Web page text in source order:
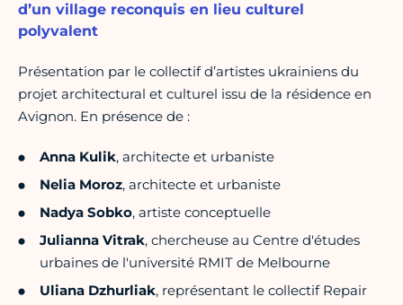
d’un village reconquis en lieu culturel
polyvalent
Présentation par le collectif d’artistes ukrainiens du
projet architectural et culturel issu de la résidence en
Avignon. En présence de :
Anna Kulik, architecte et urbaniste
Nelia Moroz, architecte et urbaniste
Nadya Sobko, artiste conceptuelle
Julianna Vitrak, chercheuse au Centre d'études
urbaines de l'université RMIT de Melbourne
Uliana Dzhurliak, représentant le collectif Repair